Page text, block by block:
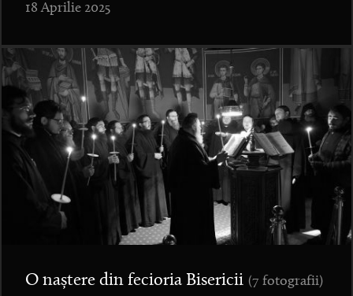
18 Aprilie 2025
O naștere din fecioria Bisericii (7 fotografii)